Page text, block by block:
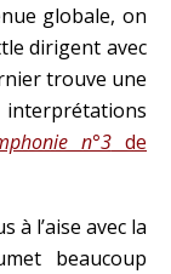
globale, on
dirigent avec
trouve une
interprétations
n°3de
à l’aise avec la
beaucoup